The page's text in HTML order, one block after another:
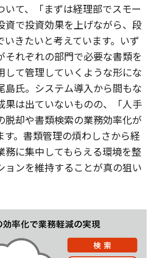
て、「まずは経理部でスモー
資で投資効果を上げながら、段
きたいと考えています。いず
それぞれの部門で必要な書類を
して管理していくような形にな
島氏。システム導入から間もな
果は出ていないものの、「人手
脱却や書類検索の業務効率化が
。書類管理の煩わしさから経
務に集中してもらえる環境を整
ョンを維持することが真の狙い